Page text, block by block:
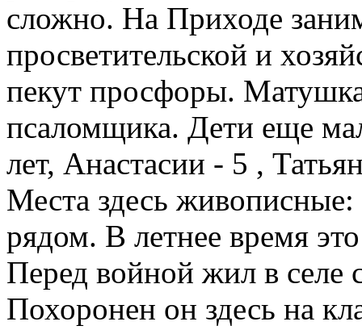
сложно. На Приходе
просветительской и
пекут просфоры.
псаломщика. Дети еще
лет, Анастасии - 5 ,
Места здесь живописные:
рядом. В летнее время
Перед войной жил в селе
Похоронен он здесь на